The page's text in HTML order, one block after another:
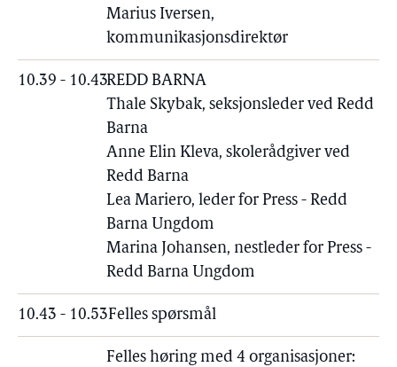
Marius Iversen,
kommunikasjonsdirektør
10.39 - 10.43REDD BARNA
Thale Skybak, seksjonsleder ved Redd
Barna
Anne Elin Kleva, skolerådgiver ved
Redd Barna
Lea Mariero, leder for Press - Redd
Barna Ungdom
Marina Johansen, nestleder for Press -
Redd Barna Ungdom
10.43 - 10.53Felles spørsmål
Felles høring med 4 organisasjoner: